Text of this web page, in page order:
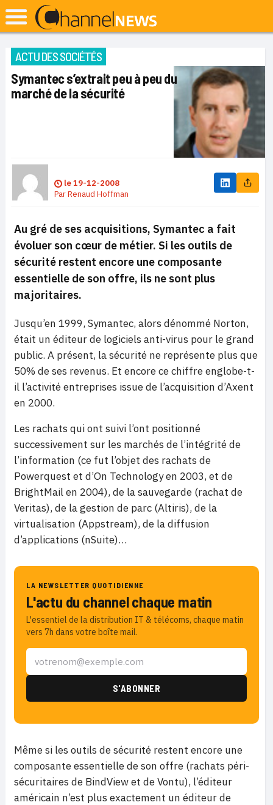
ACTU DES SOCIÉTÉS
Symantec s’extrait peu à peu du
marché de la sécurité
le19-12-2008
ParRenaud Hoffman
Au gré de ses acquisitions, Symantec a fait
évoluer son cœur de métier. Si les outils de
sécurité restent encore une composante
essentielle de son offre, ils ne sont plus
majoritaires.
Jusqu’en 1999, Symantec, alors dénommé Norton,
était un éditeur de logiciels anti-virus pour le grand
public. A présent, la sécurité ne représente plus que
50% de ses revenus. Et encore ce chiffre englobe-t-
il l’activité entreprises issue de l’acquisition d’Axent
en 2000.
Les rachats qui ont suivi l’ont positionné
successivement sur les marchés de l’intégrité de
l’information (ce fut l’objet des rachats de
Powerquest et d’On Technology en 2003, et de
BrightMail en 2004), de la sauvegarde (rachat de
Veritas), de la gestion de parc (Altiris), de la
virtualisation (Appstream), de la diffusion
d’applications (nSuite)…
LA NEWSLETTER QUOTIDIENNE
L'actu du channel chaque matin
L'essentiel de la distribution IT & télécoms, chaque matin
vers 7h dans votre boîte mail.
Même si les outils de sécurité restent encore une
composante essentielle de son offre (rachats péri-
sécuritaires de BindView et de Vontu), l’éditeur
américain n’est plus exactement un éditeur de